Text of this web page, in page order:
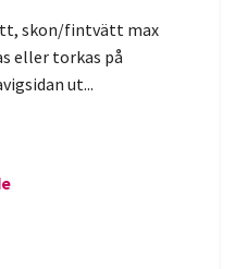
skon/fintvätt max
eller torkas på
ut...